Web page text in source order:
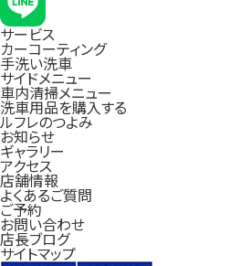
サービス
カーコーティング
手洗い洗車
サイドメニュー
車内清掃メニュー
洗車用品を購入する
ルフレのつよみ
お知らせ
ギャラリー
アクセス
店舗情報
よくあるご質問
ご予約
お問い合わせ
店長ブログ
サイトマップ